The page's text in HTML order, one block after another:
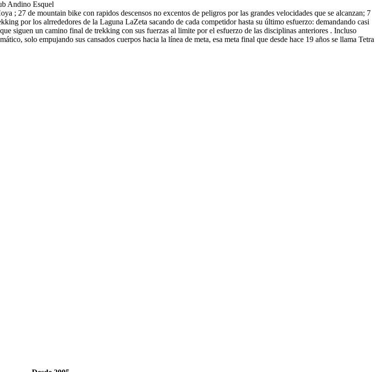
Andino Esquel
; 27 de mountain bike con rapidos descensos no excentos de peligros por las grandes velocidades que se alcanzan; 7
por los alrrededores de la Laguna LaZeta sacando de cada competidor hasta su último esfuerzo: demandando casi
siguen un camino final de trekking con sus fuerzas al limite por el esfuerzo de las disciplinas anteriores . Incluso
solo empujando sus cansados cuerpos hacia la línea de meta, esa meta final que desde hace 19 años se llama Tetra